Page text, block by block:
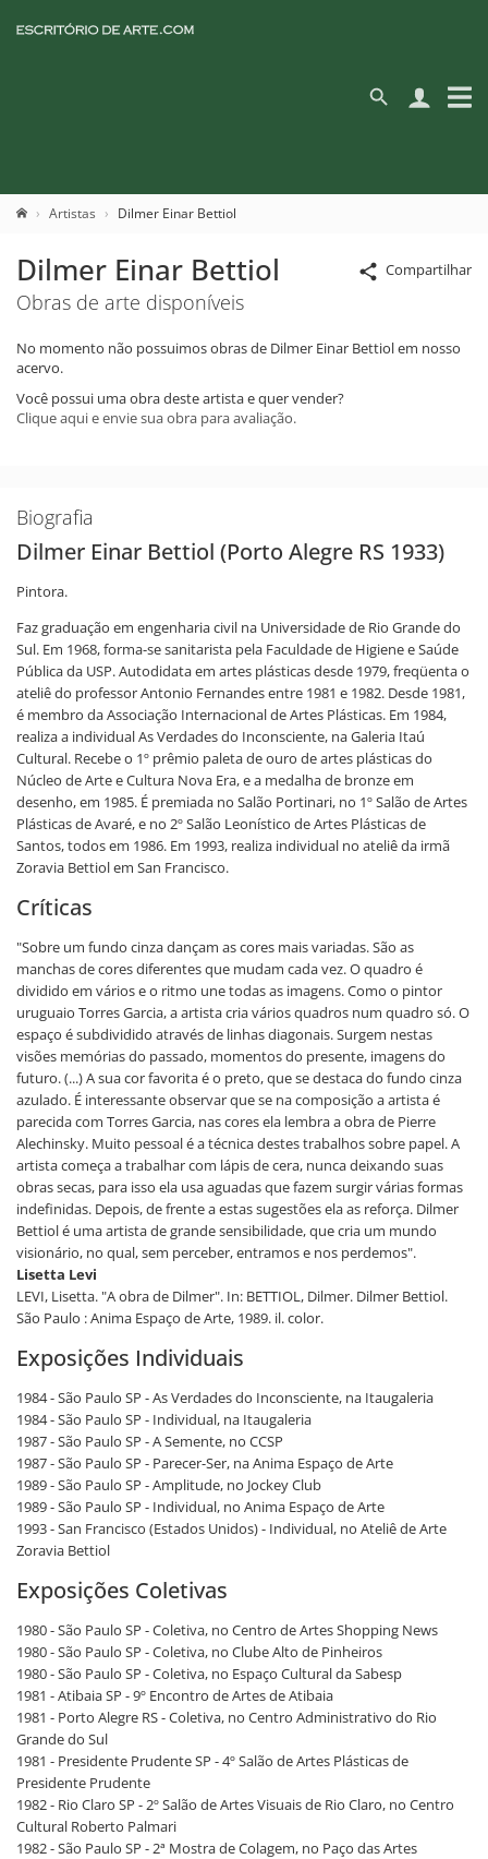
Artistas Dilmer Einar Bettiol
Compartilhar
Dilmer Einar Bettiol
Obras de arte disponíveis
No momento não possuimos obras de Dilmer Einar Bettiol em nosso
acervo.
Você possui uma obra deste artista e quer vender?
Clique aqui e envie sua obra para avaliação.
Biografia
Dilmer Einar Bettiol (Porto Alegre RS 1933)
Pintora.
Faz graduação em engenharia civil na Universidade de Rio Grande do
Sul. Em 1968, forma-se sanitarista pela Faculdade de Higiene e Saúde
Pública da USP. Autodidata em artes plásticas desde 1979, freqüenta o
ateliê do professor Antonio Fernandes entre 1981 e 1982. Desde 1981,
é membro da Associação Internacional de Artes Plásticas. Em 1984,
realiza a individual As Verdades do Inconsciente, na Galeria Itaú
Cultural. Recebe o 1º prêmio paleta de ouro de artes plásticas do
Núcleo de Arte e Cultura Nova Era, e a medalha de bronze em
desenho, em 1985. É premiada no Salão Portinari, no 1º Salão de Artes
Plásticas de Avaré, e no 2º Salão Leonístico de Artes Plásticas de
Santos, todos em 1986. Em 1993, realiza individual no ateliê da irmã
Zoravia Bettiol em San Francisco.
Críticas
"Sobre um fundo cinza dançam as cores mais variadas. São as
manchas de cores diferentes que mudam cada vez. O quadro é
dividido em vários e o ritmo une todas as imagens. Como o pintor
uruguaio Torres Garcia, a artista cria vários quadros num quadro só. O
espaço é subdividido através de linhas diagonais. Surgem nestas
visões memórias do passado, momentos do presente, imagens do
futuro. (...) A sua cor favorita é o preto, que se destaca do fundo cinza
azulado. É interessante observar que se na composição a artista é
parecida com Torres Garcia, nas cores ela lembra a obra de Pierre
Alechinsky. Muito pessoal é a técnica destes trabalhos sobre papel. A
artista começa a trabalhar com lápis de cera, nunca deixando suas
obras secas, para isso ela usa aguadas que fazem surgir várias formas
indefinidas. Depois, de frente a estas sugestões ela as reforça. Dilmer
Bettiol é uma artista de grande sensibilidade, que cria um mundo
visionário, no qual, sem perceber, entramos e nos perdemos".
Lisetta Levi
LEVI, Lisetta. "A obra de Dilmer". In: BETTIOL, Dilmer. Dilmer Bettiol.
São Paulo : Anima Espaço de Arte, 1989. il. color.
Exposições Individuais
1984 - São Paulo SP - As Verdades do Inconsciente, na Itaugaleria
1984 - São Paulo SP - Individual, na Itaugaleria
1987 - São Paulo SP - A Semente, no CCSP
1987 - São Paulo SP - Parecer-Ser, na Anima Espaço de Arte
1989 - São Paulo SP - Amplitude, no Jockey Club
1989 - São Paulo SP - Individual, no Anima Espaço de Arte
1993 - San Francisco (Estados Unidos) - Individual, no Ateliê de Arte
Zoravia Bettiol
Exposições Coletivas
1980 - São Paulo SP - Coletiva, no Centro de Artes Shopping News
1980 - São Paulo SP - Coletiva, no Clube Alto de Pinheiros
1980 - São Paulo SP - Coletiva, no Espaço Cultural da Sabesp
1981 - Atibaia SP - 9º Encontro de Artes de Atibaia
1981 - Porto Alegre RS - Coletiva, no Centro Administrativo do Rio
Grande do Sul
1981 - Presidente Prudente SP - 4º Salão de Artes Plásticas de
Presidente Prudente
1982 - Rio Claro SP - 2º Salão de Artes Visuais de Rio Claro, no Centro
Cultural Roberto Palmari
1982 - São Paulo SP - 2ª Mostra de Colagem, no Paço das Artes